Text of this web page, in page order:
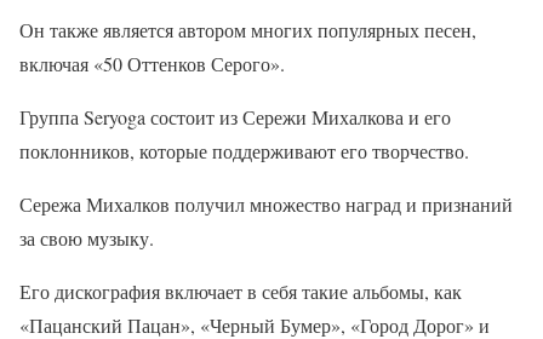
Он также является автором многих популярных песен,
включая «50 Оттенков Серого».
Группа Seryoga состоит из Сережи Михалкова и его
поклонников, которые поддерживают его творчество.
Сережа Михалков получил множество наград и признаний
за свою музыку.
Его дискография включает в себя такие альбомы, как
«Пацанский Пацан», «Черный Бумер», «Город Дорог» и